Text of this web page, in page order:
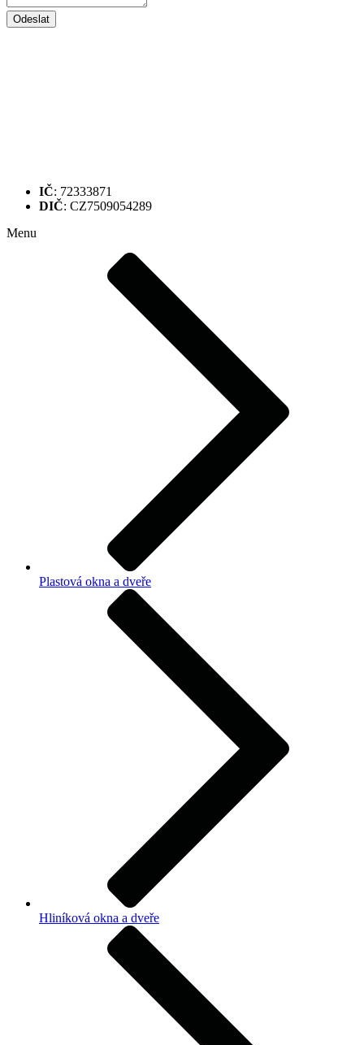
Odeslat
IČ: 72333871
DIČ: CZ7509054289
Menu
Plastová okna a dveře
Hliníková okna a dveře